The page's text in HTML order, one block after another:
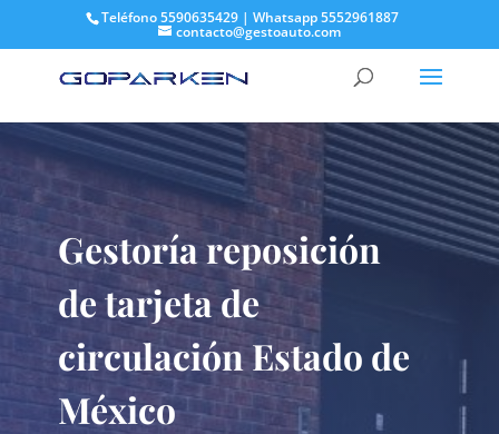
Teléfono 5590635429 | Whatsapp 5552961887
contacto@gestoauto.com
Gestoría reposición
de tarjeta de
circulación Estado de
México